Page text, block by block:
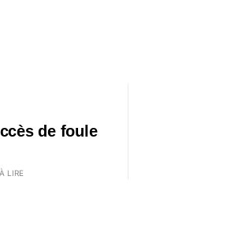
de foule
LIRE